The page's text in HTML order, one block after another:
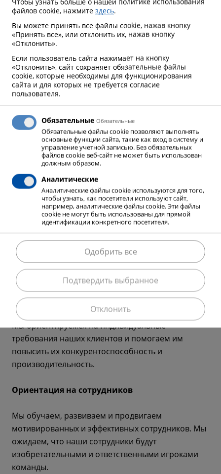
отрасли, для пищевой промышленности,
медицины, науки и исследований.
сотрудники, наша гибкость и открытость для
наших клиентов делают нас их предпочтительным
партнером.
Благодаря предпринимательскому чутью,
дальновидному мышлению и постоянному
совершенствованию наших процессов, мы
создаем добавленную стоимость для наших
клиентов и таким образом обеспечиваем наш
взаимный успех в долгосрочной перспективе.
Надежное финансовое положение и
справедливая прибыль гарантируют нашу
независимость и поддерживают устойчивый рост.
Наши ценности
Ориентация на клиента
Мы ориентируемся на индивидуальные
требования наших клиентов и помогаем им
повысить их конкурентоспособность и
производительность.
Ориентация на сотрудников
Мы обучаем, развиваем и продвигаем
мотивированных и эффективных сотрудников. Мы
ожидаем, что наши сотрудники будут
изобретательными и ответственными игроками
команды.
файлов cookie, нажмите здесь.
Вы можете принять все файлы cookie, нажав кнопку
«Принять все», или отклонить их, нажав кнопку
«Отклонить».
Если пользователь сайта нажимает на кнопку
«Отклонить», сайт сохраняет обязательные файлы
cookie, которые необходимы для функционирования
сайта и для которых не требуется согласие
пользователя.
Обязательные Обязательные
Обязательные файлы cookie позволяют выполнять
основные функции сайта, такие как вход в систему и
управление учетной записью. Без обязательных
файлов cookie веб-сайт не может быть использован
должным образом.
Аналитические
Аналитические файлы cookie используются для того,
чтобы узнать, как посетители используют сайт,
например, аналитические файлы cookie. Эти файлы
cookie не могут быть использованы для прямой
идентификации конкретного посетителя.
Отклонить
Подтвердить выбранное
Одобрить все